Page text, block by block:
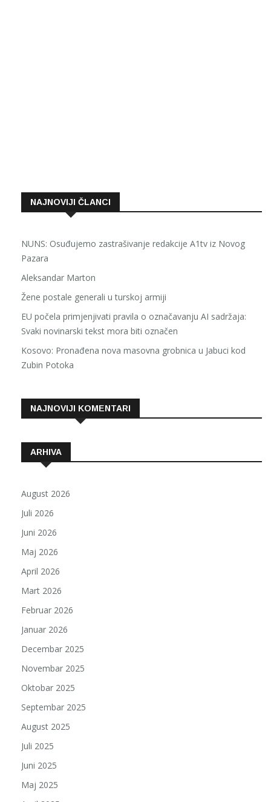
NAJNOVIJI ČLANCI
NUNS: Osuđujemo zastrašivanje redakcije A1tv iz Novog
Pazara
Aleksandar Marton
Žene postale generali u turskoj armiji
EU počela primjenjivati pravila o označavanju AI sadržaja:
Svaki novinarski tekst mora biti označen
Kosovo: Pronađena nova masovna grobnica u Jabuci kod
Zubin Potoka
NAJNOVIJI KOMENTARI
ARHIVA
August 2026
Juli 2026
Juni 2026
Maj 2026
April 2026
Mart 2026
Februar 2026
Januar 2026
Decembar 2025
Novembar 2025
Oktobar 2025
Septembar 2025
August 2025
Juli 2025
Juni 2025
Maj 2025